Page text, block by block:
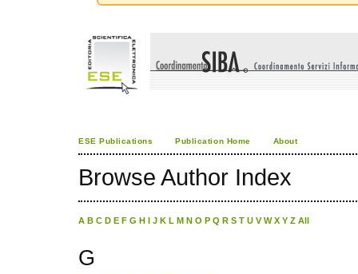
ESE Publications Publication Home About
Browse Author Index
A B C D E F G H I J K L M N O P Q R S T U V W X Y Z All
G